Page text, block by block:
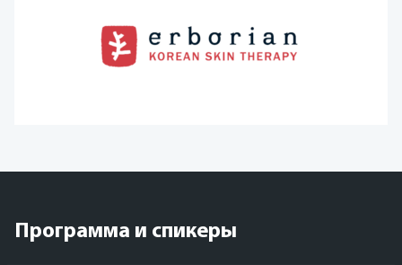
Программа и спикеры